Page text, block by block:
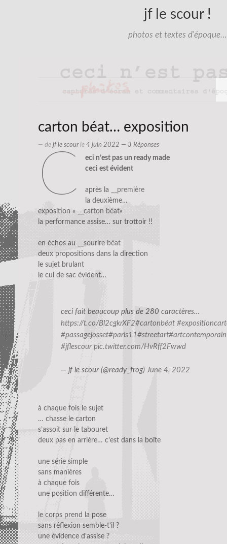
jf le scour !
photos et textes d'époque…
carton béat… exposition
— de jf le scourle 4 juin 2022 — 3 Réponses
c
eci n’est pas un ready made
ceci est évident
après la
__première
la deuxième…
exposition «
__carton béat«
la performance assise… sur trottoir !!
en échos au
__sourire béat
deux propositions dans la direction
le sujet brulant
le cul de sac évident…
ceci fait beaucoup plus de 280 caractères…
https://t.co/Bl2cgkrXF2#cartonbéat
#passagejosset#paris11 #streetart#artcontemporain
#jflescour pic.twitter.com/HvRff2Fwwd
— jf le scour (@ready_frog) June 4, 2022
à chaque fois le sujet
… chasse le carton
s’assoit sur le tabouret
deux pas en arrière… c’est dans la boîte
une série simple
sans manières
à chaque fois
une position différente…
le corps prend la pose
sans réflexion semble-t’il ?
une évidence d’assise ?